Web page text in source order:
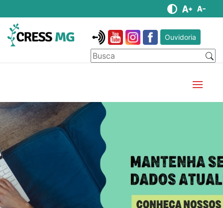
Ouvidoria